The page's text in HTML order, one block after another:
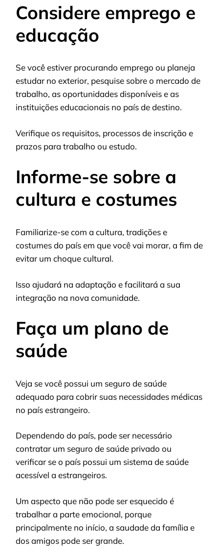
Considere emprego e
educação
Se você estiver procurando emprego ou planeja
estudar no exterior, pesquise sobre o mercado de
trabalho, as oportunidades disponíveis e as
instituições educacionais no país de destino.
Verifique os requisitos, processos de inscrição e
prazos para trabalho ou estudo.
Informe-se sobre a
cultura e costumes
Familiarize-se com a cultura, tradições e
costumes do país em que você vai morar, a fim de
evitar um choque cultural.
Isso ajudará na adaptação e facilitará a sua
integração na nova comunidade.
Faça um plano de
saúde
Veja se você possui um seguro de saúde
adequado para cobrir suas necessidades médicas
no país estrangeiro.
Dependendo do país, pode ser necessário
contratar um seguro de saúde privado ou
verificar se o país possui um sistema de saúde
acessível a estrangeiros.
Um aspecto que não pode ser esquecido é
trabalhar a parte emocional, porque
principalmente no início, a saudade da família e
dos amigos pode ser grande.